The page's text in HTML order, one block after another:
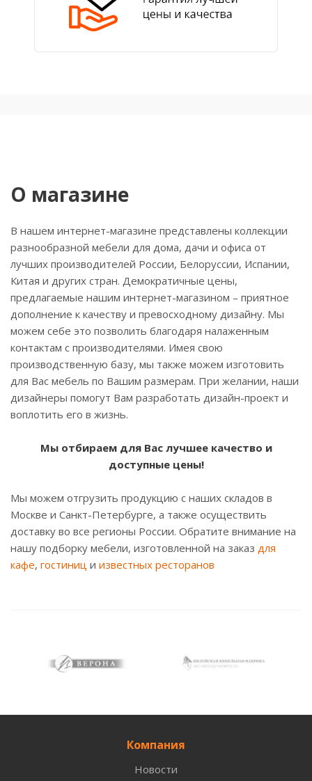
О магазине
В нашем интернет-магазине представлены коллекции
разнообразной мебели для дома, дачи и офиса от
лучших производителей России, Белоруссии, Испании,
Китая и других стран. Демократичные цены,
предлагаемые нашим интернет-магазином – приятное
дополнение к качеству и превосходному дизайну. Мы
можем себе это позволить благодаря налаженным
контактам с производителями. Имея свою
производственную базу, мы также можем изготовить
для Вас мебель по Вашим размерам. При желании, наши
дизайнеры помогут Вам разработать дизайн-проект и
воплотить его в жизнь.
Мы отбираем для Вас лучшее качество и
доступные цены!
Мы можем отгрузить продукцию с наших складов в
Москве и Санкт-Петербурге, а также осуществить
доставку во все регионы России. Обратите внимание на
нашу подборку мебели, изготовленной на заказ для
кафе, гостиниц и известных ресторанов
Компания
Новости